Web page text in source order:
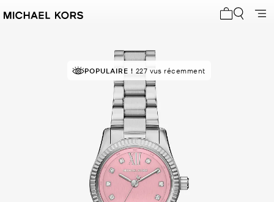
POPULAIRE ! 227 vus récemment